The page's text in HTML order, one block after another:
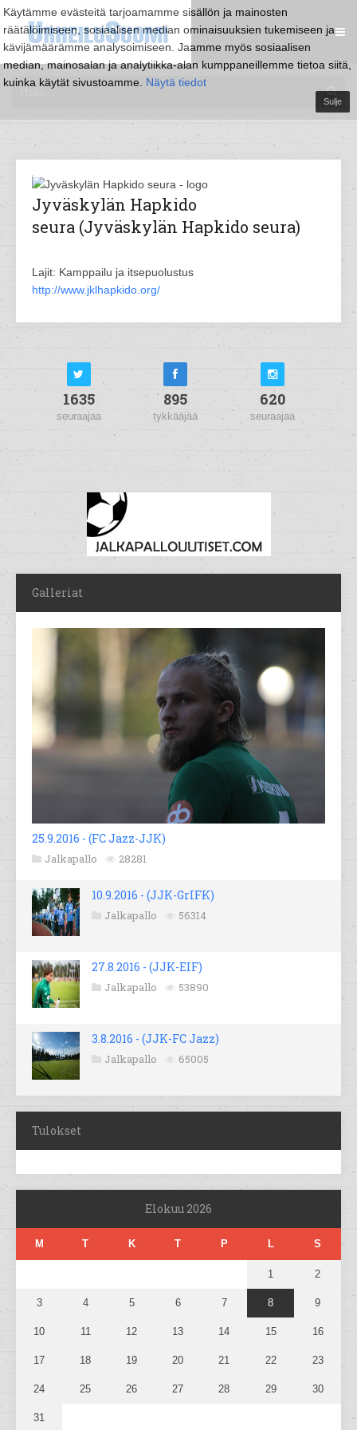
Käytämme evästeitä tarjoamamme sisällön ja mainosten
räätälöimiseen, sosiaalisen median ominaisuuksien tukemiseen ja
kävijämäärämme analysoimiseen. Jaamme myös sosiaalisen
median, mainosalan ja analytiikka-alan kumppaneillemme tietoa siitä,
kuinka käytät sivustoamme. Näytä tiedot
Sulje
Jyväskylän Hapkido
seura (Jyväskylän Hapkido seura)
Lajit: Kamppailu ja itsepuolustus
http://www.jklhapkido.org/
1635
seuraajaa
895
tykkääjää
620
seuraajaa
Galleriat
25.9.2016 - (FC Jazz-JJK)
Jalkapallo 28281
10.9.2016 - (JJK-GrIFK)
Jalkapallo 56314
27.8.2016 - (JJK-EIF)
Jalkapallo 53890
3.8.2016 - (JJK-FC Jazz)
Jalkapallo 65005
Tulokset
Elokuu 2026
M T K T P L S
1 2
3 4 5 6 7 8 9
10 11 12 13 14 15 16
17 18 19 20 21 22 23
24 25 26 27 28 29 30
31